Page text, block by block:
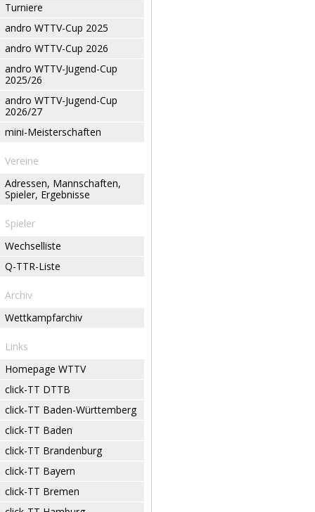
Turniere
andro WTTV-Cup 2025
andro WTTV-Cup 2026
andro WTTV-Jugend-Cup
2025/26
andro WTTV-Jugend-Cup
2026/27
mini-Meisterschaften
Vereine
Adressen, Mannschaften,
Spieler, Ergebnisse
Spieler
Wechselliste
Q-TTR-Liste
Archiv
Wettkampfarchiv
Links
Homepage WTTV
click-TT DTTB
click-TT Baden-Württemberg
click-TT Baden
click-TT Brandenburg
click-TT Bayern
click-TT Bremen